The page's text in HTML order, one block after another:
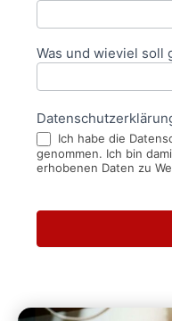
Was und wieviel soll
Ich habe die
genommen. Ich bin
erhobenen Daten zu